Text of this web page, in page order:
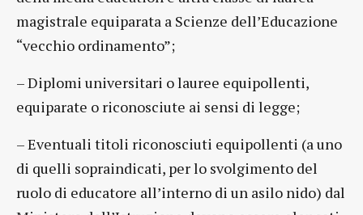
magistrale equiparata a Scienze dell’Educazione
“vecchio ordinamento”;
– Diplomi universitari o lauree equipollenti,
equiparate o riconosciute ai sensi di legge;
– Eventuali titoli riconosciuti equipollenti (a uno
di quelli sopraindicati, per lo svolgimento del
ruolo di educatore all’interno di un asilo nido) dal